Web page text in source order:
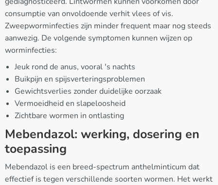
consumptie van onvoldoende verhit vlees of vis.
Zweepworminfecties zijn minder frequent maar nog steeds
aanwezig. De volgende symptomen kunnen wijzen op
worminfecties:
Jeuk rond de anus, vooral 's nachts
Buikpijn en spijsverteringsproblemen
Gewichtsverlies zonder duidelijke oorzaak
Vermoeidheid en slapeloosheid
Zichtbare wormen in ontlasting
Mebendazol: werking, dosering en
toepassing
Mebendazol is een breed-spectrum anthelminticum dat
effectief is tegen verschillende soorten wormen. Het werkt